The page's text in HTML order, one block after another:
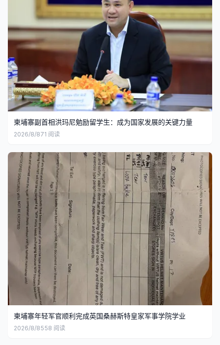
柬埔寨副首相洪玛尼勉励留学生：成为国家发展的关键力量
2026/8/871 阅读
柬埔寨年轻军官顺利完成英国桑赫斯特皇家军事学院学业
2026/8/8558 阅读